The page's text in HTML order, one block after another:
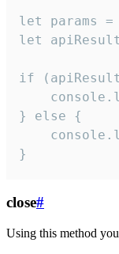
let params
let
if
} else {
}
close#
Using this method